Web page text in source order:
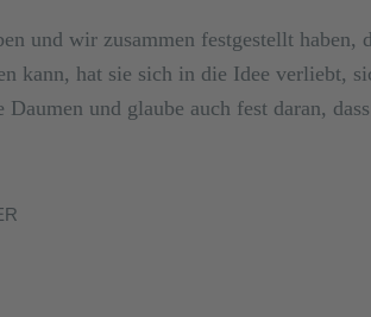
und wir zusammen festgestellt haben,
kann, hat sie sich in die Idee verliebt,
und glaube auch fest daran, dass